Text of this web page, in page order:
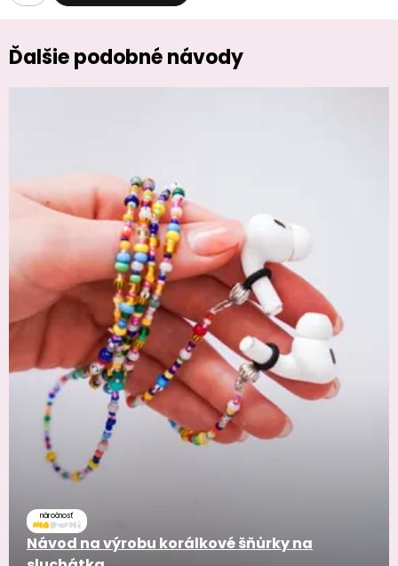
Ďalšie podobné návody
náročnosť
Návod na výrobu korálkové šňůrky na